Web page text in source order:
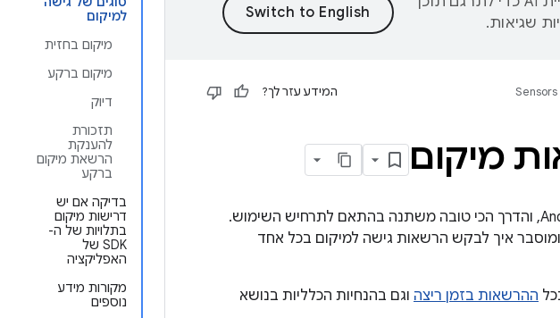
למיקום
מיקום בחזית
מיקום ברקע
דיוק
תזכורת
להענקת
הרשאת מיקום
ברקע
בדיקה אם יש
דרישות מיקום
בתלויות של ה-
SDK של
האפליקציה
מקורות מידע
נוספים
שגיאות.
המידע עזר לך?
מיקום
יש כמה דרכים לבקש פרטי מיקום של משתמשים ב-Android, והדרך הכי טובה משתנה בהתאם לתרחיש השימוש.
איך לבקש הרשאות גישה למיקום בכל אחד
ההרשאות בזמן ריצה וגם בהנחיות הכלליות בנושא